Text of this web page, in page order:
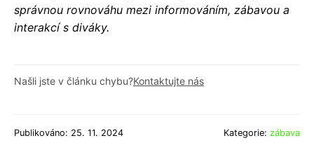
správnou rovnováhu mezi informováním, zábavou a
interakcí s diváky.
Našli jste v článku chybu?Kontaktujte nás
Publikováno: 25. 11. 2024 Kategorie: zábava